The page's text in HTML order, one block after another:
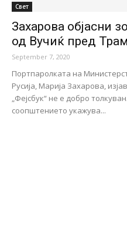
Свет
Захарова објасни
од Вучиќ пред
September 7, 2020
Портпаролката на
Русија, Марија Захарова,
„Фејсбук“ не е добро
соопштението укажува...